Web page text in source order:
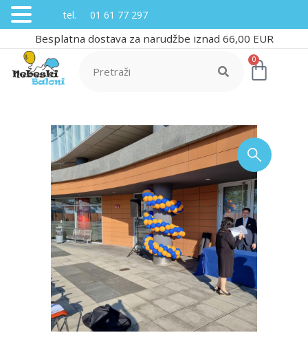
Besplatna dostava za narudžbe iznad 66,00 EUR
0
tel. 01 61 77 297